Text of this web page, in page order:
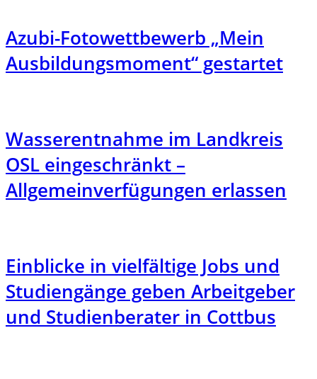
Azubi-Fotowettbewerb „Mein
Ausbildungsmoment“ gestartet
Wasserentnahme im Landkreis
OSL eingeschränkt –
Allgemeinverfügungen erlassen
Einblicke in vielfältige Jobs und
Studiengänge geben Arbeitgeber
und Studienberater in Cottbus